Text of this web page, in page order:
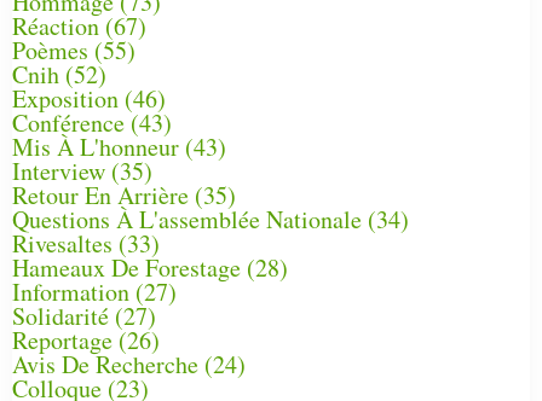
Réaction(67)
Poèmes (55)
Cnih (52)
Exposition (46)
Conférence(43)
Mis À L'honneur (43)
Interview (35)
Retour En Arrière (35)
Questions À L'assemblée Nationale (34)
Rivesaltes (33)
Hameaux De Forestage (28)
Information (27)
Solidarité (27)
Reportage(26)
Avis De Recherche (24)
Colloque (23)